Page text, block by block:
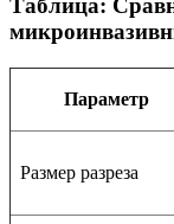
Таблица:
Параметр
Размер разреза